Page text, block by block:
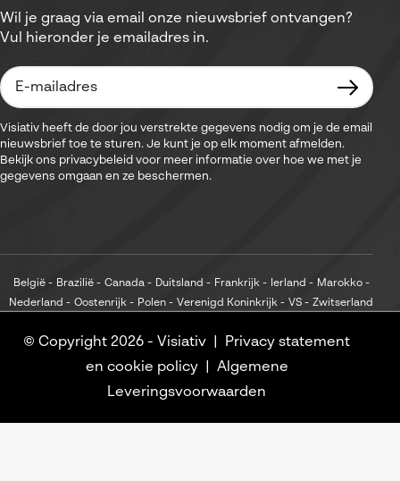
Wil je graag via email onze nieuwsbrief ontvangen?
Vul hieronder je emailadres in.
Visiativ heeft de door jou verstrekte gegevens nodig om je de email
nieuwsbrief toe te sturen. Je kunt je op elk moment afmelden.
Bekijk ons privacybeleid voor meer informatie over hoe we met je
gegevens omgaan en ze beschermen.
België Brazilië Canada Duitsland Frankrijk Ierland
Marokko
Nederland
Oostenrijk Polen Verenigd Koninkrijk VS Zwitserland
© Copyright 2026 - Visiativ
Privacy statement
en cookie policy
Algemene
Leveringsvoorwaarden